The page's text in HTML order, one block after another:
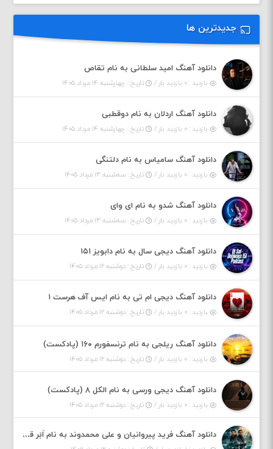
جدیدترین ها
دانلود آهنگ امید سلطانی به نام تقاص
بازدید : ۰ بازدید بار / تاریخ : چهارشنبه ۱۴ مرداد ۱۴۰۵
دانلود آهنگ اردلان به نام دوقطبی
بازدید : ۰ بازدید بار / تاریخ : چهارشنبه ۱۴ مرداد ۱۴۰۵
دانلود آهنگ سامیاس به نام دلتنگی
بازدید : ۰ بازدید بار / تاریخ : سه‌شنبه ۱۳ مرداد ۱۴۰۵
دانلود آهنگ شدو به نام ای وای
بازدید : ۰ بازدید بار / تاریخ : سه‌شنبه ۱۳ مرداد ۱۴۰۵
دانلود آهنگ دیجی سال به نام دابویز ۱۵۱
بازدید : ۰ بازدید بار / تاریخ : دوشنبه ۱۲ مرداد ۱۴۰۵
دانلود آهنگ دیجی ام تی به نام ایس آف هرست ۱
بازدید : ۰ بازدید بار / تاریخ : دوشنبه ۱۲ مرداد ۱۴۰۵
دانلود آهنگ ریلجی به نام ترنسفورم ۱۶۰ (پادکست)
بازدید : ۰ بازدید بار / تاریخ : دوشنبه ۱۲ مرداد ۱۴۰۵
دانلود آهنگ دیجی ورسی به نام الکل ۸ (پادکست)
بازدید : ۰ بازدید بار / تاریخ : دوشنبه ۱۲ مرداد ۱۴۰۵
دانلود آهنگ فرید پیروانیان و علی محمدوند به نام اَبَر قدرت